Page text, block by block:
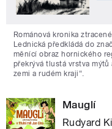
Románová kronika
Lednická předkládá do
měnící obraz hornického
překrývá tlustá vrstva
zemi a rudém kraji“.
Mauglí
Rudyard